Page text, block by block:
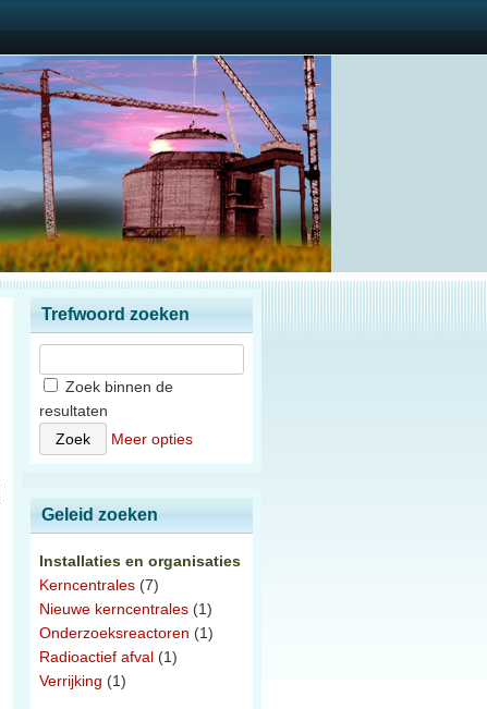
Trefwoord zoeken
Zoek binnen de
resultaten
Meer opties
Geleid zoeken
Installaties en organisaties
Kerncentrales (7)
Nieuwe kerncentrales (1)
Onderzoeksreactoren (1)
Radioactief afval (1)
Verrijking (1)